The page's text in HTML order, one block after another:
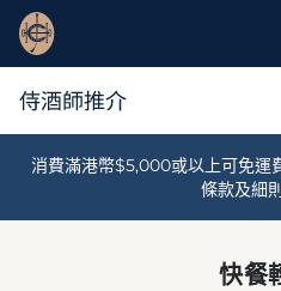
消費滿港幣$5,000或以上可免運
條款及細
快餐